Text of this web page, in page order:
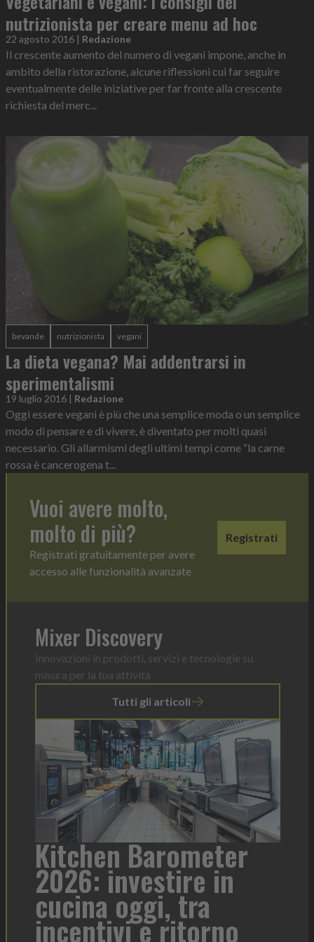
nutrizionista per creare menu ad hoc
22 agosto 2016 | Redazione
Il crescente aumento del numero di vegani impone, anche in
ambito della ristorazione, alcune riflessioni cui far seguire
eventualmente delle iniziative per far fronte alla crescente
richiesta del merc...
bevande nutrizionista vegani
La dieta vegana? Mai addentrarsi in
sperimentalismi
19 luglio 2016 | Redazione
Oggi essere vegani è più che una semplice moda o un semplice
modo di pensare e di vivere, è diventato per molti quasi
necessario. Gli allarmismi degli ultimi tempi come “la carne
rossa è cancerogena t...
Vuoi avere molto,
molto di più?
Registrati gratuitamente per avere
accesso alle funzionalità avanzate
Registrati
Mixer Discovery
Innovazioni in prodotti, servizi e tecnologie su
misura per la tua attività
Tutti gli articoli
Heinz Mayonnaise: un
formato per ogni
contesto di servizio